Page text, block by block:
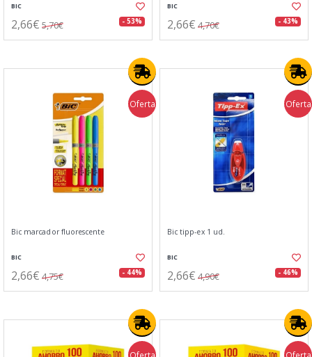
BIC
2,66€ 5,70€ - 53%
BIC
2,66€ 4,70€ - 43%
Oferta
Bic marcador fluorescente
BIC
2,66€ 4,75€ - 44%
Oferta
Bic tipp-ex 1 ud.
BIC
2,66€ 4,90€ - 46%